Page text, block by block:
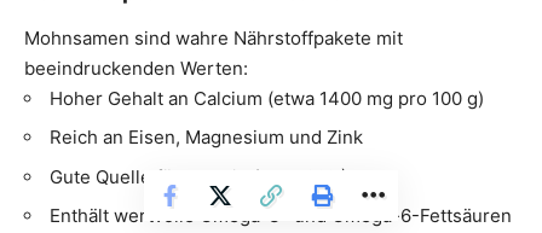
Mohnsamen sind wahre Nährstoffpakete mit
beeindruckenden Werten:
Hoher Gehalt an Calcium (etwa 1400 mg pro 100 g)
Reich an Eisen, Magnesium und Zink
Gute Quelle für Protein (etwa 20%)
Enthält wertvolle Omega-3- und Omega-6-Fettsäuren